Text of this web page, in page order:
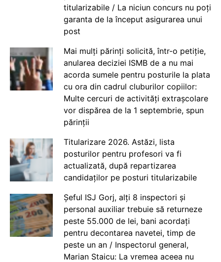
titularizabile / La niciun concurs nu poți
garanta de la început asigurarea unui
post
Mai mulți părinți solicită, într-o petiție,
anularea deciziei ISMB de a nu mai
acorda sumele pentru posturile la plata
cu ora din cadrul cluburilor copiilor:
Multe cercuri de activități extrașcolare
vor dispărea de la 1 septembrie, spun
părinții
Titularizare 2026. Astăzi, lista
posturilor pentru profesori va fi
actualizată, după repartizarea
candidaților pe posturi titularizabile
Șeful ISJ Gorj, alți 8 inspectori și
personal auxiliar trebuie să returneze
peste 55.000 de lei, bani acordați
pentru decontarea navetei, timp de
peste un an / Inspectorul general,
Marian Staicu: La vremea aceea nu